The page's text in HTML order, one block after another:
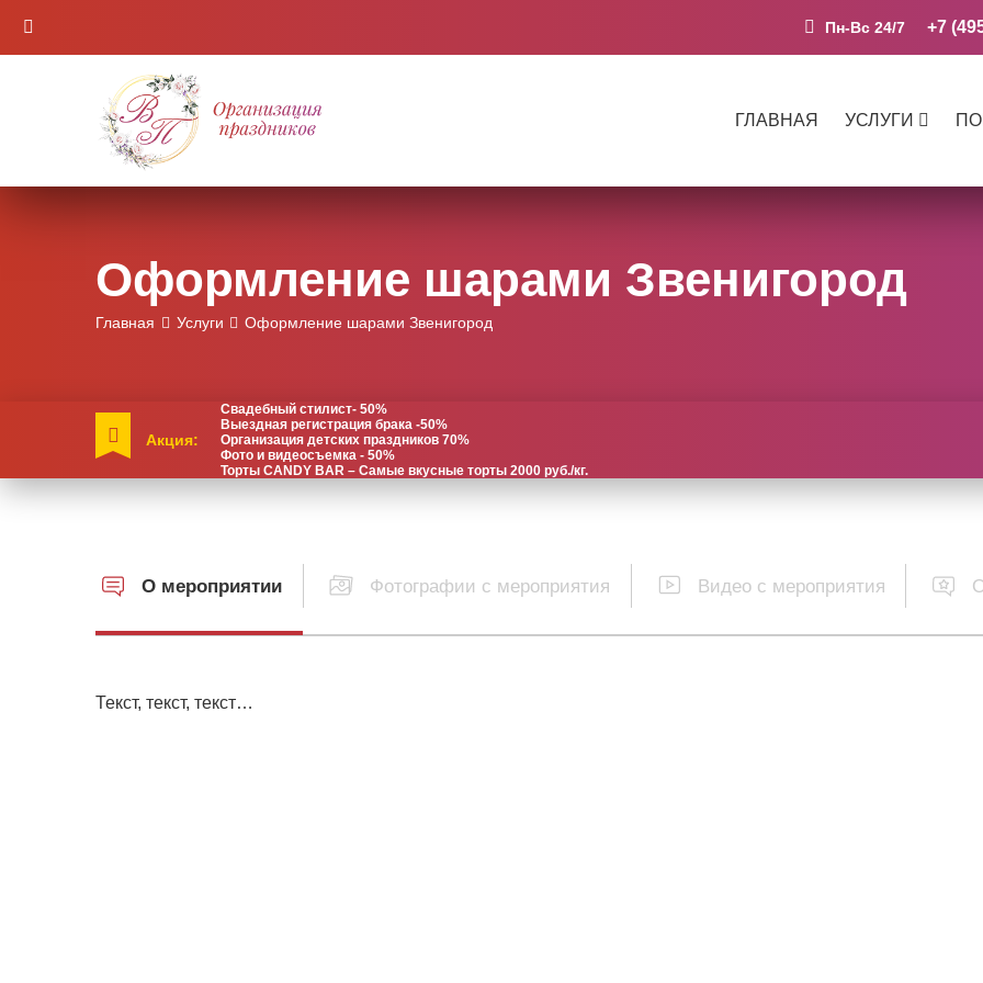
Пн-Вс 24/7 +7
ГЛАВНАЯ УСЛУГИ
Оформление шарами Звенигород
Главная Услуги Оформление шарами Звенигород
Акция:
Свадебный стилист- 50%
Выездная регистрация брака -50%
Организация детских праздников 70%
Фото и видеосъемка - 50%
Торты CANDY BAR – Самые вкусные торты 2000 руб./кг.
О мероприятии Фотографии с мероприятия Видео с мероприятия
Текст, текст, текст…